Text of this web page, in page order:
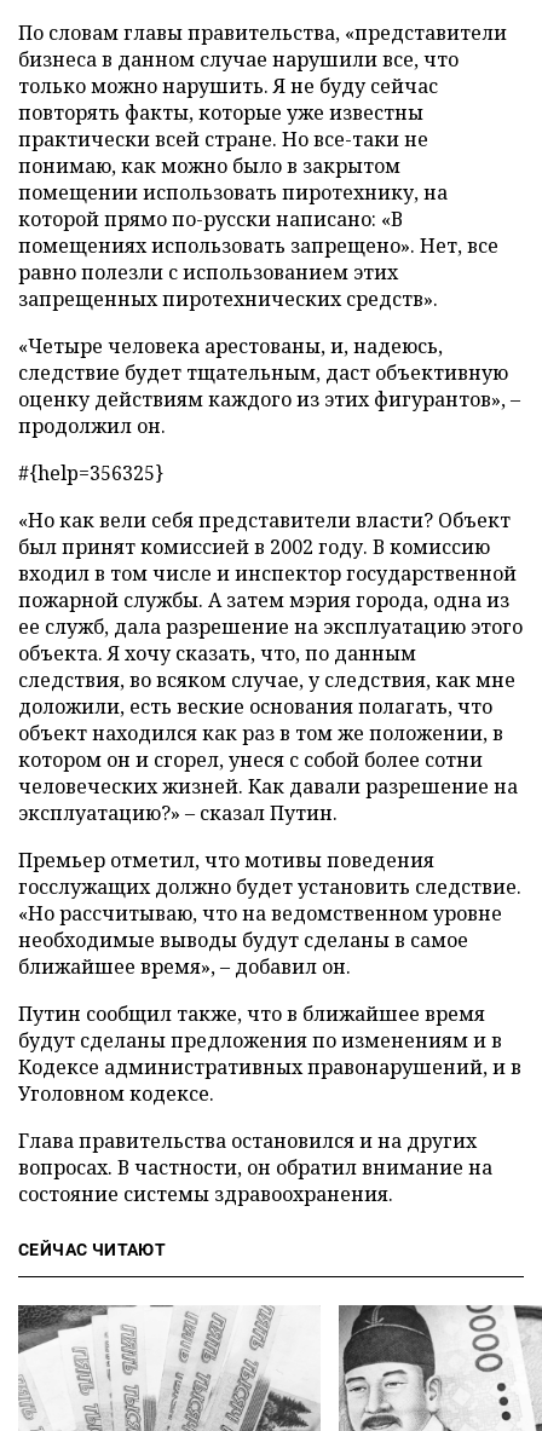
По словам главы правительства, «представители
бизнеса в данном случае нарушили все, что
только можно нарушить. Я не буду сейчас
повторять факты, которые уже известны
практически всей стране. Но все-таки не
понимаю, как можно было в закрытом
помещении использовать пиротехнику, на
которой прямо по-русски написано: «В
помещениях использовать запрещено». Нет, все
равно полезли с использованием этих
запрещенных пиротехнических средств».
«Четыре человека арестованы, и, надеюсь,
следствие будет тщательным, даст объективную
оценку действиям каждого из этих фигурантов», –
продолжил он.
#{help=356325}
«Но как вели себя представители власти? Объект
был принят комиссией в 2002 году. В комиссию
входил в том числе и инспектор государственной
пожарной службы. А затем мэрия города, одна из
ее служб, дала разрешение на эксплуатацию этого
объекта. Я хочу сказать, что, по данным
следствия, во всяком случае, у следствия, как мне
доложили, есть веские основания полагать, что
объект находился как раз в том же положении, в
котором он и сгорел, унеся с собой более сотни
человеческих жизней. Как давали разрешение на
эксплуатацию?» – сказал Путин.
Премьер отметил, что мотивы поведения
госслужащих должно будет установить следствие.
«Но рассчитываю, что на ведомственном уровне
необходимые выводы будут сделаны в самое
ближайшее время», – добавил он.
Путин сообщил также, что в ближайшее время
будут сделаны предложения по изменениям и в
Кодексе административных правонарушений, и в
Уголовном кодексе.
Глава правительства остановился и на других
вопросах. В частности, он обратил внимание на
состояние системы здравоохранения.
СЕЙЧАС ЧИТАЮТ